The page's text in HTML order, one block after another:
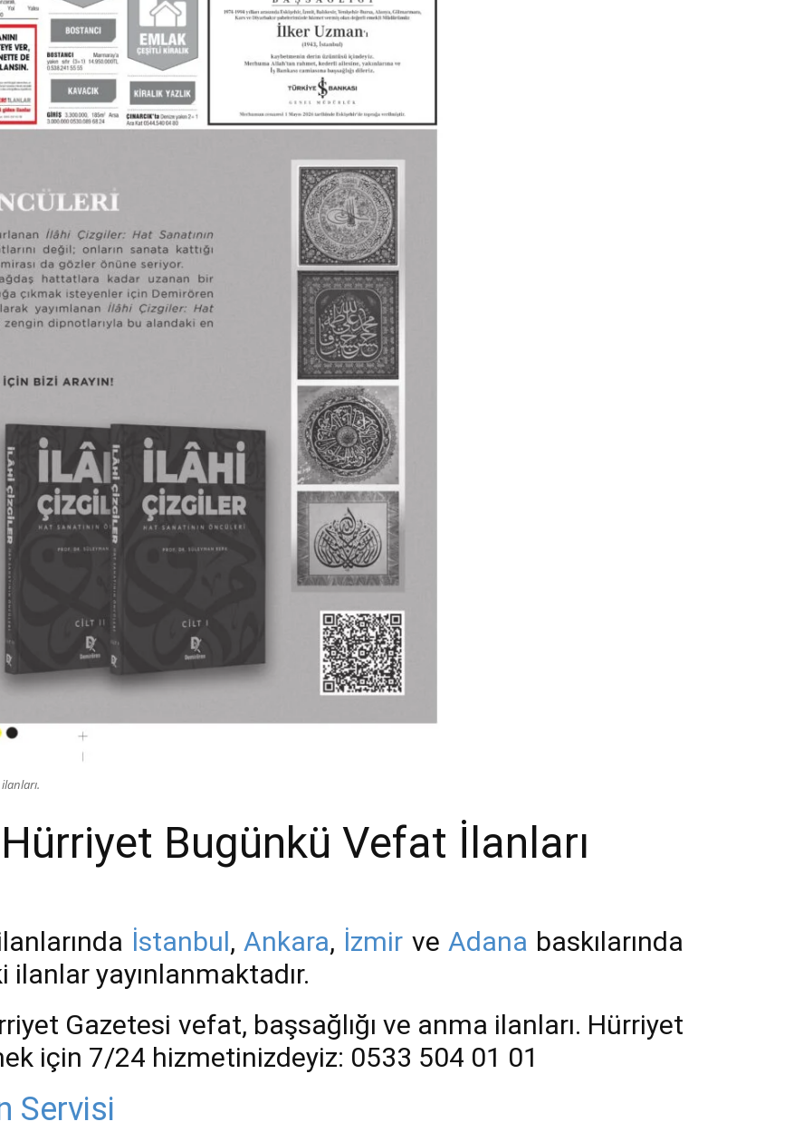
Bugünkü Vefat İlanları
İstanbul, Ankara, İzmir ve Adana baskılarında
yayınlanmaktadır.
Gazetesi vefat, başsağlığı ve anma ilanları. Hürriyet
için 7/24 hizmetinizdeyiz: 0533 504 01 01
Servisi